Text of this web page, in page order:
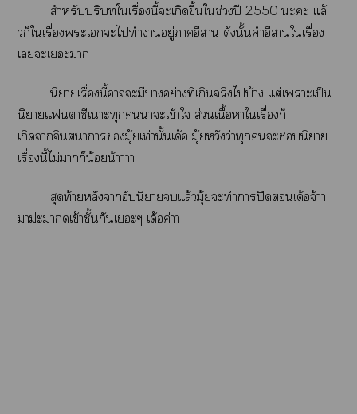
สำหรับบริบทใเรื่องนี้ะเกิดขึ้นใช่วงปี 2550 ะะ แล้
วก็ใเรื่องะเะไทำาอยู่าอีสาน ดังนั้นคำอีสานใเรื่อง
เะเะา
นิยายเรื่องนี้าะมีาอย่างที่เกินจริงไบ้าง แต่เาะเป็น
นิยายแาซีเาะทุกน่าจะเข้าใ ส่วนเนื้อาใเรื่องก็
เกิดาจินตนาการมุ้ยเท่านั้นเด้อ มุ้ยหวังว่าทุกะนิยาย
เรื่องนี้ไม่าก็น้อยน้าาาา
สุดท้ายหลังาอัปนิาแล้วมุ้ยะทำาปิดเด้อจ้าา
าม่ะาดเข้าชั้นกันเะๆ เด้อค่าา